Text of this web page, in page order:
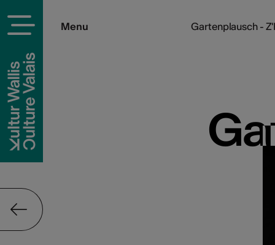
Menu Gartenplausch -